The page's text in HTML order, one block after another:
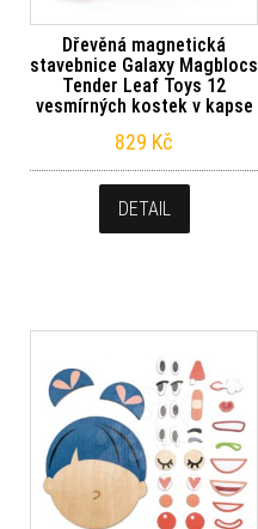
Dřevěná magnetická
stavebnice Galaxy Magblocs
Tender Leaf Toys 12
vesmírných kostek v kapse
829 Kč
DETAIL